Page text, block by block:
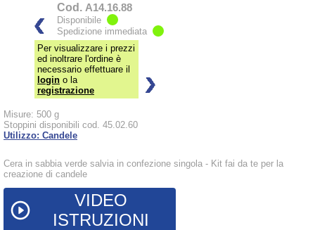
Cod. A14.16.88
Disponibile
Spedizione immediata
Per visualizzare i prezzi
ed inoltrare l'ordine è
necessario effettuare il
login o la
registrazione
Misure: 500 g
Stoppini disponibili cod. 45.02.60
Utilizzo: Candele
Cera in sabbia verde salvia in confezione singola - Kit fai da te per la
creazione di candele
play_circle_outline
VIDEO
ISTRUZIONI